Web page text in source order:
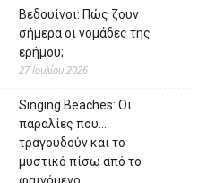
Βεδουίνοι: Πώς ζουν
σήμερα οι νομάδες της
ερήμου;
27 Ιουλίου 2026
Singing Beaches: Οι
παραλίες που…
τραγουδούν και το
μυστικό πίσω από το